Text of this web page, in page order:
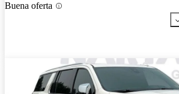
Buena oferta